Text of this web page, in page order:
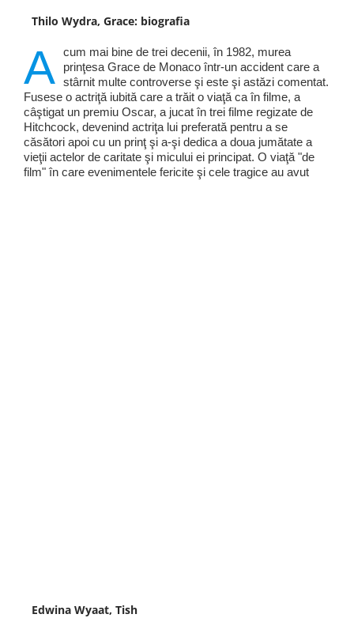
Thilo Wydra, Grace: biografia
A cum mai bine de trei decenii, în 1982, murea
prinţesa Grace de Monaco într-un accident care a
stârnit multe controverse şi este şi astăzi comentat.
Fusese o actriţă iubită care a trăit o viaţă ca în filme, a
câştigat un premiu Oscar, a jucat în trei filme regizate de
Hitchcock, devenind actriţa lui preferată pentru a se
căsători apoi cu un prinţ şi a-şi dedica a doua jumătate a
vieţii actelor de caritate şi micului ei principat. O viaţă "de
film" în care evenimentele fericite şi cele tragice au avut
Edwina Wyaat, Tish